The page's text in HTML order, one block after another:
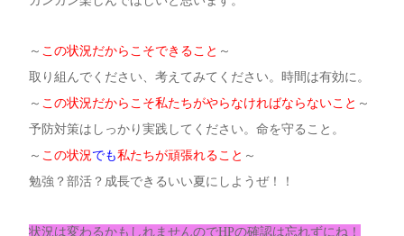
～ この状況だからこそできること ～
取り組んでください、考えてみてください。時間は有効に。
～ この状況だからこそ私たちがやらなければならないこと ～
予防対策はしっかり実践してください。命を守ること。
～ この状況でも私たちが頑張れること ～
勉強？部活？成長できるいい夏にしようぜ！！
状況は変わるかもしれませんのでHPの確認は忘れずにね！